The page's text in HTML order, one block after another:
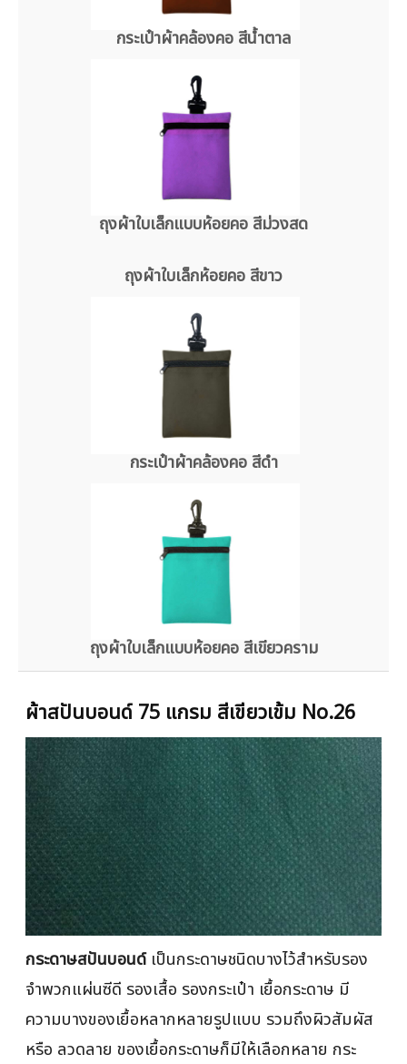
กระเป๋าผ้าคล้องคอ สีน้ำตาล
ถุงผ้าใบเล็กแบบห้อยคอ สีม่วงสด
ถุงผ้าใบเล็กห้อยคอ สีขาว
กระเป๋าผ้าคล้องคอ สีดำ
ถุงผ้าใบเล็กแบบห้อยคอ สีเขียวคราม
ผ้าสปันบอนด์ 75 แกรม สีเขียวเข้ม No.26
กระดาษสปันบอนด์เป็นกระดาษชนิดบางไว้สำหรับรอง
จำพวกแผ่นซีดี รองเสื้อ รองกระเป๋า เยื้อกระดาษ มี
ความบางของเยื้อหลากหลายรูปแบบ รวมถึงผิวสัมผัส
หรือ ลวดลาย ของเยื้อกระดาษก็มีให้เลือกหลาย กระ